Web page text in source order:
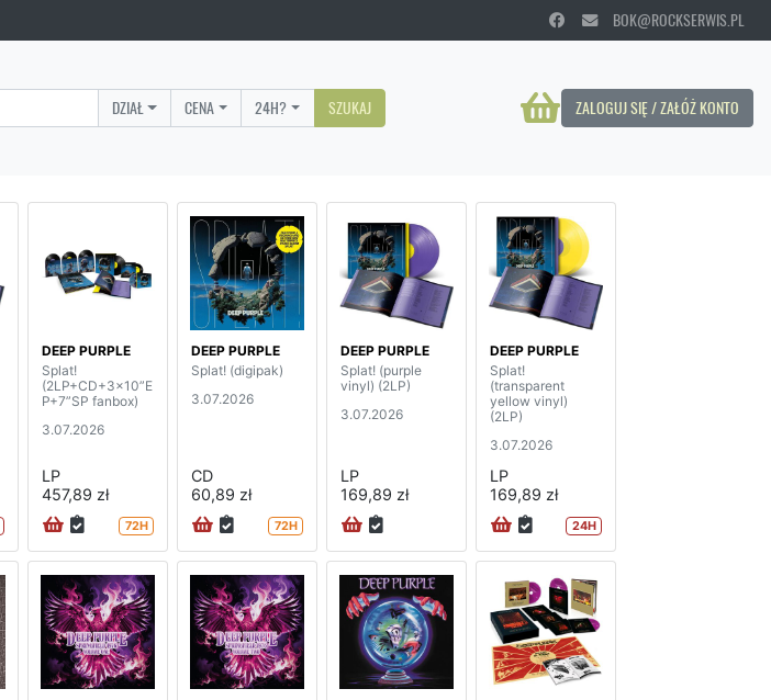
BOK@ROCKSERWIS.PL
ZALOGUJ SIĘ / ZAŁÓŻ KONTO
DZIAŁ CENA 24H? SZUKAJ
DEEP PURPLE
Splat!
(2LP+CD+3x10”E
P+7”SP fanbox)
3.07.2026
LP
457,89 zł
72H
DEEP PURPLE
Splat! (digipak)
3.07.2026
CD
60,89 zł
72H
DEEP PURPLE
Splat! (purple
vinyl) (2LP)
3.07.2026
LP
169,89 zł
DEEP PURPLE
Splat!
(transparent
yellow vinyl)
(2LP)
3.07.2026
LP
169,89 zł
24H